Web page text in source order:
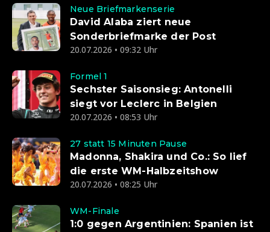
Neue Briefmarkenserie
David Alaba ziert neue
Sonderbriefmarke der Post
20.07.2026 • 09:32 Uhr
Formel 1
Sechster Saisonsieg: Antonelli
siegt vor Leclerc in Belgien
20.07.2026 • 08:53 Uhr
27 statt 15 Minuten Pause
Madonna, Shakira und Co.: So lief
die erste WM-Halbzeitshow
20.07.2026 • 08:25 Uhr
WM-Finale
1:0 gegen Argentinien: Spanien ist